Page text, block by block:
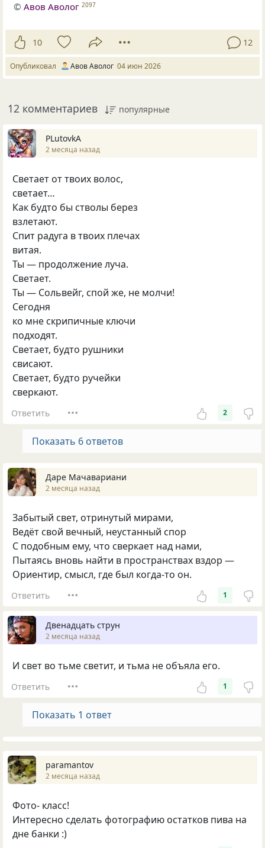
©Авов Аволог 2097
10 12
Опубликовал Авов Аволог 04 июн 2026
12 комментариев популярные
PLutоvkА
2 месяца назад
Светает от твоих волос,
светает…
Как будто бы стволы берез
взлетают.
Спит радуга в твоих плечах
витая.
Ты — продолжение луча.
Светает.
Ты — Сольвейг, спой же, не молчи!
Сегодня
ко мне скрипичные ключи
подходят.
Светает, будто рушники
свисают.
Светает, будто ручейки
сверкают.
Ответить 2
Показать 6 ответов
Даре Мачавариани
2 месяца назад
Забытый свет, отринутый мирами,
Ведёт свой вечный, неустанный спор
С подобным ему, что сверкает над нами,
Пытаясь вновь найти в пространствах вздор —
Ориентир, смысл, где был когда-то он.
Ответить 1
Двенадцать струн
2 месяца назад
И свет во тьме светит, и тьма не объяла его.
Ответить 1
Показать 1 ответ
paramantov
2 месяца назад
Фото- класс!
Интересно сделать фотографию остатков пива на
дне банки :)